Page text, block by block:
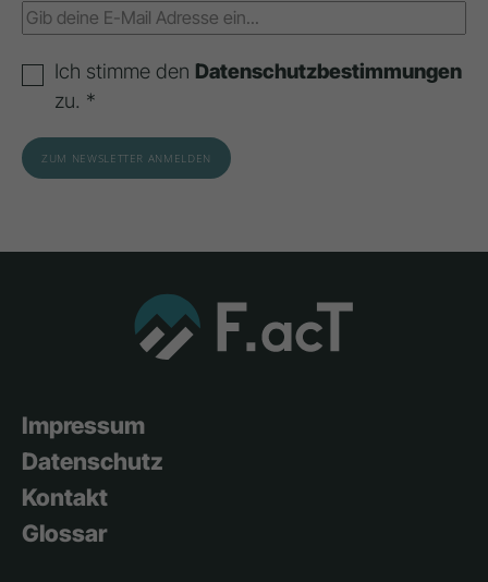
Ich stimme den Datenschutzbestimmungen
zu. *
Impressum
Datenschutz
Kontakt
Glossar